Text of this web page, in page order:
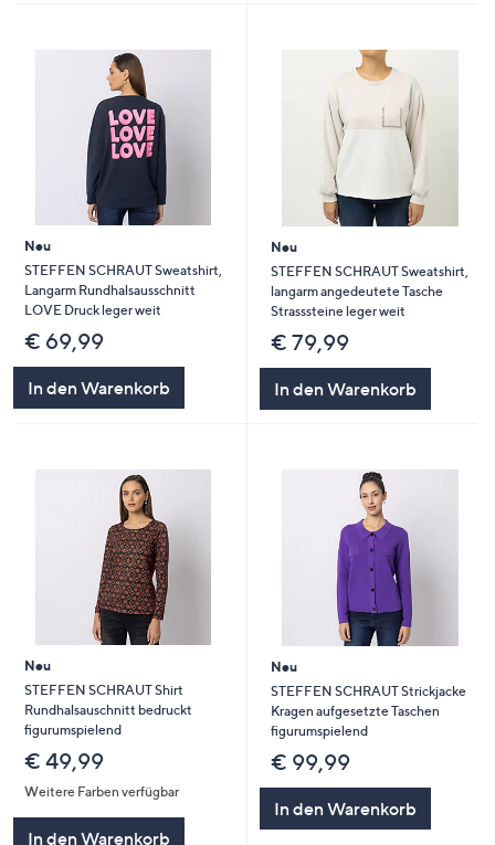
Neu
STEFFEN SCHRAUT Sweatshirt,
Langarm Rundhalsausschnitt
LOVE Druck leger weit
€ 69,99
In den Warenkorb
Neu
STEFFEN SCHRAUT Sweatshirt,
langarm angedeutete Tasche
Strasssteine leger weit
€ 79,99
In den Warenkorb
Neu
STEFFEN SCHRAUT Shirt
Rundhalsauschnitt bedruckt
figurumspielend
€ 49,99
Weitere Farben verfügbar
In den Warenkorb
Neu
STEFFEN SCHRAUT Strickjacke
Kragen aufgesetzte Taschen
figurumspielend
€ 99,99
In den Warenkorb